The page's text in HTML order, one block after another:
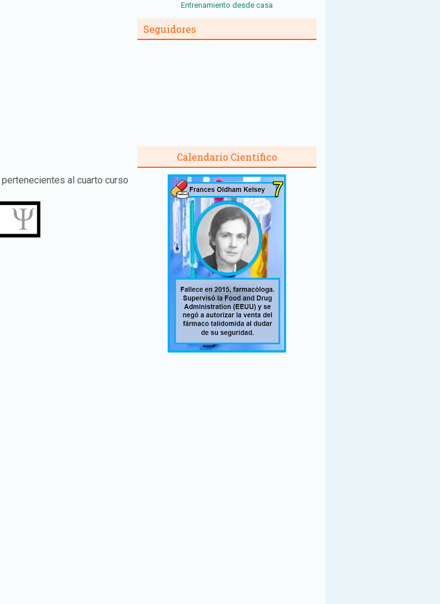
pertenecientes al cuarto curso
Entrenamiento desde casa
Seguidores
Calendario Científico